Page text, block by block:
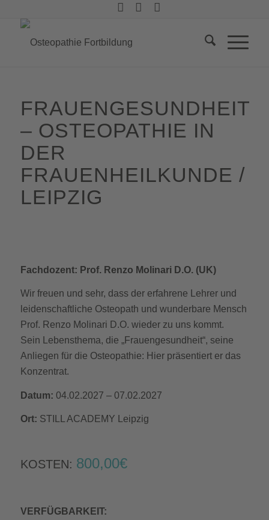
FRAUENGESUNDHEIT
– OSTEOPATHIE IN
DER
FRAUENHEILKUNDE /
LEIPZIG
Fachdozent: Prof. Renzo Molinari D.O. (UK)
Wir freuen und sehr, dass der erfahrene Lehrer und
leidenschaftliche Osteopath und wunderbare Mensch
Prof. Renzo Molinari D.O. wieder zu uns kommt.
Sein Lebensthema, die „Frauengesundheit“, seine
Anliegen für die Osteopathie: Hier präsentiert er das
Konzentrat.
Datum: 04.02.2027 – 07.02.2027
Ort: STILL ACADEMY Leipzig
KOSTEN: 800,00€
VERFÜGBARKEIT: